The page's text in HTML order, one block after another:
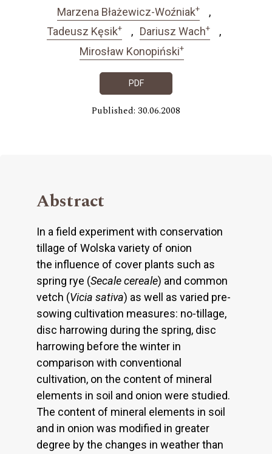
Marzena Błażewicz-Woźniak+
Tadeusz Kęsik+ Dariusz Wach+
Mirosław Konopiński+
PDF
Published: 30.06.2008
Abstract
In a field experiment with conservation
tillage of Wolska variety of onion
the influence of cover plants such as
spring rye (Secale cereale) and common
vetch (Vicia sativa) as well as varied pre-
sowing cultivation measures: no-tillage,
disc harrowing during the spring, disc
harrowing before the winter in
comparison with conventional
cultivation, on the content of mineral
elements in soil and onion were studied.
The content of mineral elements in soil
and in onion was modified in greater
degree by the changes in weather than